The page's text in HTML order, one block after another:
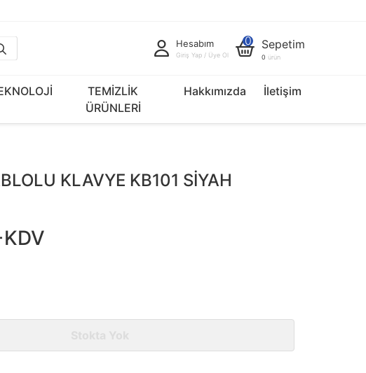
Hesabım
Giriş Yap / Üye Ol
0 Sepetim
0 ürün
TEMİZLİK
ÜRÜNLERİ
Hakkımızda İletişim
KLAVYE KB101 SİYAH